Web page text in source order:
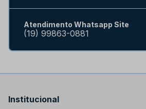
Atendimento Whatsapp Site
(19) 99863-0881
Institucional